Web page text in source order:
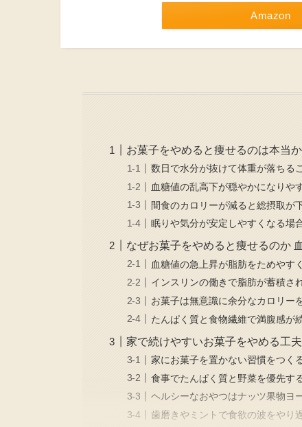
Amazon
お菓子をやめると痩せるのは本当
数日で水分が抜けて体重が落ちる
血糖値の乱高下が穏やかになりや
間食のカロリーが減ると総摂取が
眠りや気分が安定しやすくなる場
なぜお菓子をやめると痩せるのか
血糖値の急上昇が脂肪をためやす
インスリンの働きで脂肪が蓄積さ
お菓子は無意識に余分なカロリー
たんぱく質と食物繊維で満腹感が
家で続けやすいお菓子をやめる工
家にお菓子を置かない習慣をつく
食事でたんぱく質と野菜を優先す
ヘルシーなおやつはナッツ果物ヨ
歯磨きやミントで食欲の波をやり